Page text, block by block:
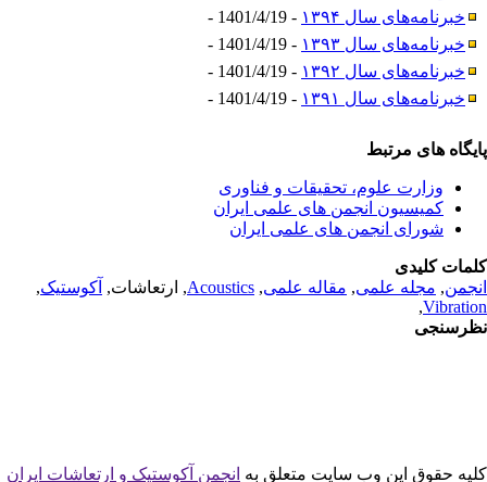
خبرنامه‌های سال ۱۳۹۴
- 1401/4/19 -
خبرنامه‌های سال ۱۳۹۳
- 1401/4/19 -
خبرنامه‌های سال ۱۳۹۲
- 1401/4/19 -
خبرنامه‌های سال ۱۳۹۱
- 1401/4/19 -
های مرتبط
وزارت علوم، تحقیقات و فناوری
کمیسیون انجمن های علمی ایران
شورای انجمن های علمی ایران
کلیدی
,مجله علمی, مقاله علمی,
Acoustics, ارتعاشات,آکوستیک,
,
حقوق این وب سایت متعلق بهانجمن آکوستیک و ارتعاشات ایران